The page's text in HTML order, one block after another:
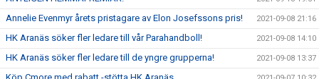
Annelie Evenmyr årets pristagare av Elon Josefssons pris! 2021-09-08 21:16
HK Aranäs söker fler ledare till vår Parahandboll! 2021-09-08 14:10
HK Aranäs söker fler ledare till de yngre grupperna! 2021-09-08 13:37